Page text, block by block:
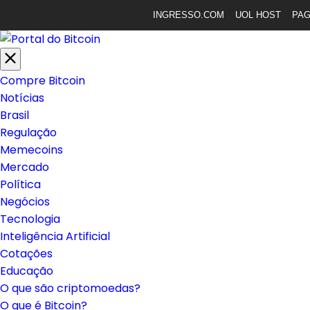
INGRESSO.COM UOL HOST
Compre Bitcoin
Notícias
Brasil
Regulação
Memecoins
Mercado
Política
Negócios
Tecnologia
Inteligência Artificial
Cotações
Educação
O que são criptomoedas?
O que é Bitcoin?